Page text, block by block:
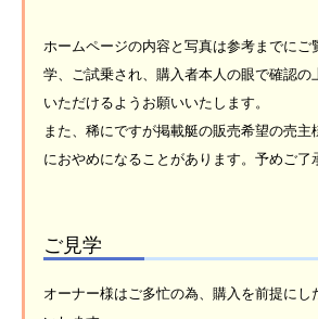
ホームページの内容と写真は参考までにご
学、ご試乗され、購入者本人の眼で確認の
いただけるようお願いいたします。
また、稀にですが掲載艇の販売希望の売主
におやめになることがあります。予めご了
ご見学
オーナー様はご多忙の為、購入を前提にし